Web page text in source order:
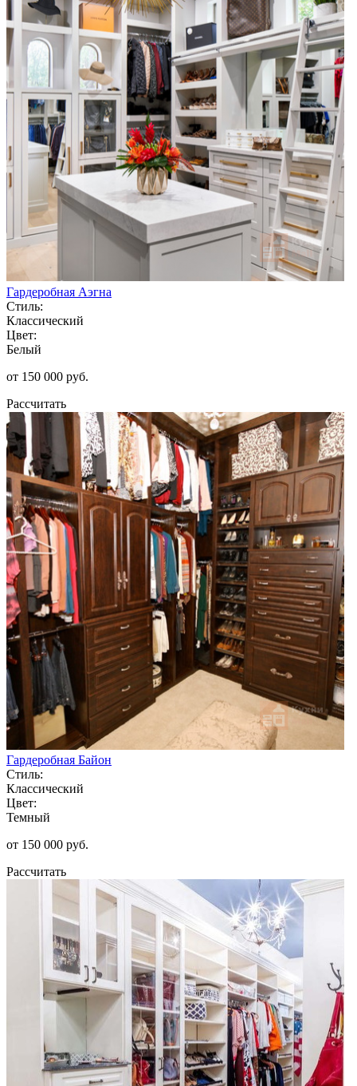
Гардеробная Аэгна
Стиль:
Классический
Цвет:
Белый
от 150 000 руб.
Рассчитать
Гардеробная Байон
Стиль:
Классический
Цвет:
Темный
от 150 000 руб.
Рассчитать